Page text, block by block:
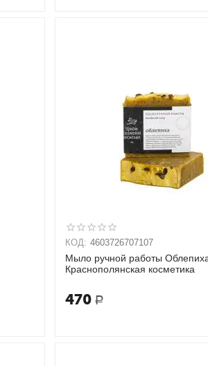
КОД: 4603726707107
Мыло ручной работы
Краснополянская косметика
470 Р